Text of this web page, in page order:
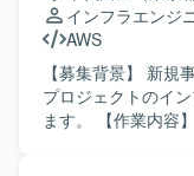
件を考慮したイン
正、リリース手順
当いただきます。
るパスワードの自
査、必要に応じた
テーション用
インフラエンジ
AWS
【募集背景】 新規
プロジェクトのイ
ます。 【作業内容】 海外向けアプリ開発において、AWSお